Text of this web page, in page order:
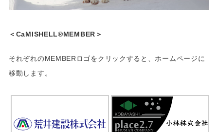
＜CaMISHELL®MEMBER＞
それぞれのMEMBERロゴをクリックすると、ホームページに
移動します。